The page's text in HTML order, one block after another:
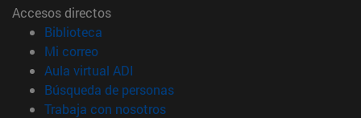
Accesos directos
Biblioteca
Mi correo(abre en nueva ventana)
Aula virtual ADI
Búsqueda de personas(abre en nueva ventana)
Trabaja con nosotros(abre en nueva ventana)